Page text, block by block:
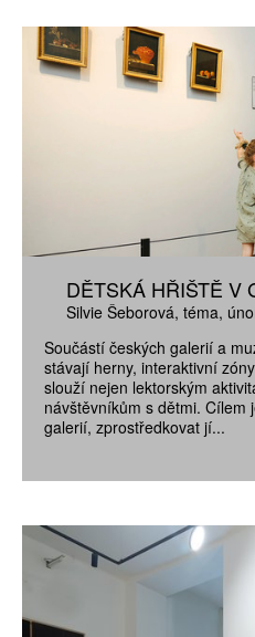
DĚTSKÁ HŘIŠTĚ V
Silvie Šeborová téma
Součástí českých galerií a
stávají herny, interaktivní
slouží nejen lektorským
návštěvníkům s dětmi. Cílem
galerií, zprostředkovat jí...